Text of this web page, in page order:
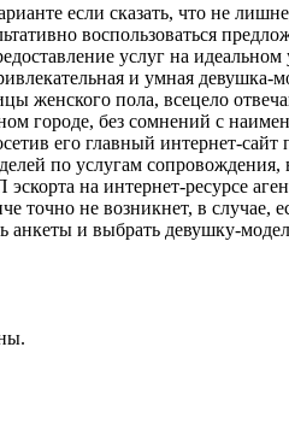
если сказать, что не
воспользоваться
услуг на
и умная
женского пола, всецело
городе, без сомнений с
его главный интернет-
по услугам
на интернет-ресурсе
не возникнет, в случае,
и выбрать девушку-